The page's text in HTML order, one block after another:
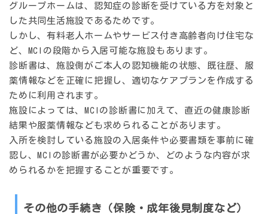
グループホームは、認知症の診断を受けている方を対象と
した共同生活施設であるためです。
しかし、有料老人ホームやサービス付き高齢者向け住宅な
ど、MCIの段階から入居可能な施設もあります。
診断書は、施設側がご本人の認知機能の状態、既往歴、服
薬情報などを正確に把握し、適切なケアプランを作成する
ために利用されます。
施設によっては、MCIの診断書に加えて、直近の健康診断
結果や服薬情報なども求められることがあります。
入所を検討している施設の入居条件や必要書類を事前に確
認し、MCIの診断書が必要かどうか、どのような内容が求
められるかを把握することが重要です。
その他の手続き（保険・成年後見制度など）